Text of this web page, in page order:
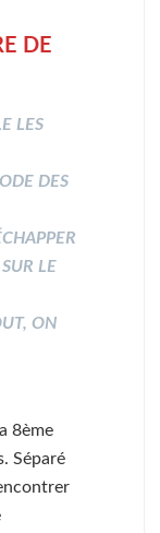
DE
LES
DES
LE
ON
8ème
Séparé